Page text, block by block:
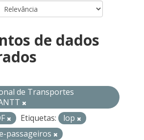
de dados
de Transportes
Etiquetas:
lop
passageiros